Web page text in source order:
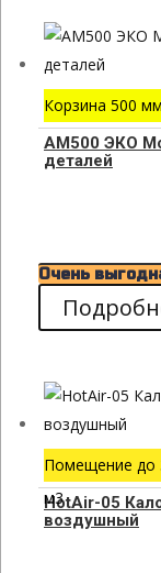
Корзина 500 мм
АМ500 ЭКО
деталей
Очень
Помещение до
м3
HotAir-05
воздушный